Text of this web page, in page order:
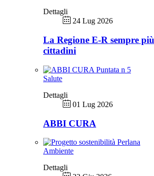
Dettagli
24 Lug 2026
La Regione E-R sempre
cittadini
Salute
Dettagli
01 Lug 2026
ABBI CURA
Ambiente
Dettagli